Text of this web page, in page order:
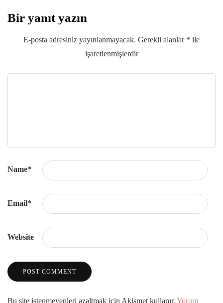
Bir yanıt yazın
E-posta adresiniz yayınlanmayacak. Gerekli alanlar * ile
işaretlenmişlerdir
Name*
Email*
Website
Bu site istenmeyenleri azaltmak için Akismet kullanır. Yorum